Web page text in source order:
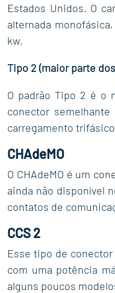
Estados Unidos. O
alternada
kw.
Tipo 2 (maior parte
O padrão Tipo 2 é o
conector
carregamento
CHAdeMO
O CHAdeMO é um
ainda não disponível
contatos de
CCS 2
Esse tipo de
com uma potência
alguns poucos